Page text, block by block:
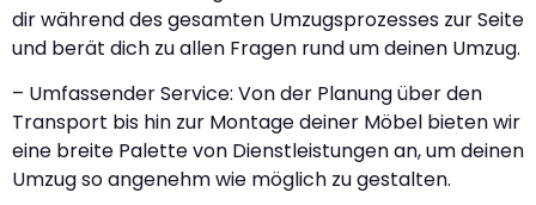
dir während des gesamten Umzugsprozesses zur Seite
und berät dich zu allen Fragen rund um deinen Umzug.
– Umfassender Service: Von der Planung über den
Transport bis hin zur Montage deiner Möbel bieten wir
eine breite Palette von Dienstleistungen an, um deinen
Umzug so angenehm wie möglich zu gestalten.